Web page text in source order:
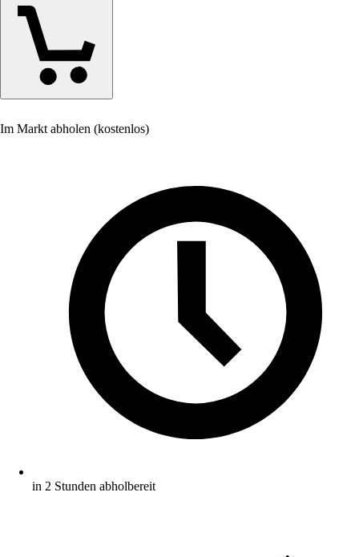
Im Markt abholen (kostenlos)
in 2 Stunden abholbereit